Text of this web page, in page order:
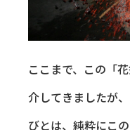
ここまで、この「
介してきましたが
びとは、純粋にこ